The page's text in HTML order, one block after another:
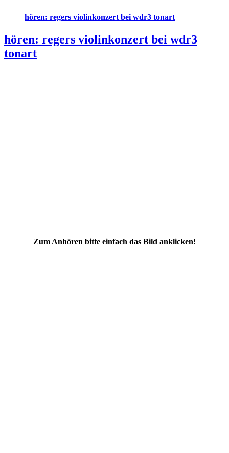
hören: regers violinkonzert bei wdr3 tonart
hören: regers violinkonzert bei wdr3
tonart
Zum Anhören bitte einfach das Bild anklicken!